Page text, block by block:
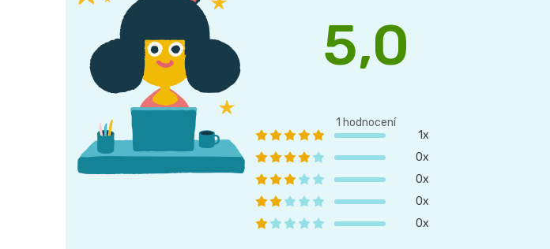
5,0
produktu
hvězdiček.
1 hodnocení
1x
0x
0x
0x
0x